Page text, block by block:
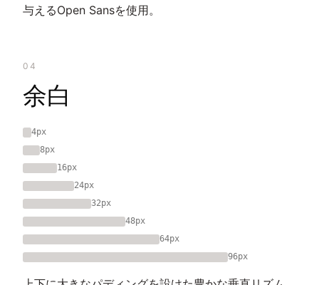
与えるOpen Sansを使用。
04
余白
4px
8px
16px
24px
32px
48px
64px
96px